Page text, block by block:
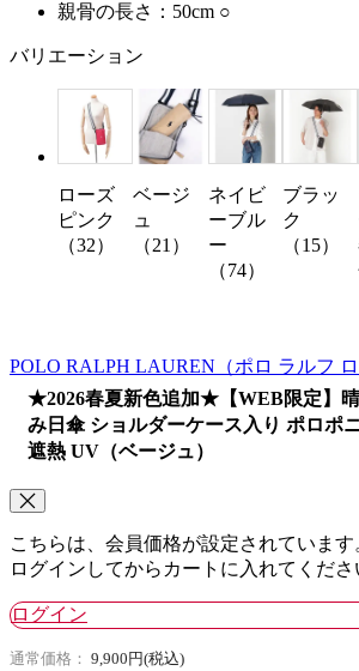
親骨の長さ：50cm ○
バリエーション
ローズ
ピンク
（32）
ベージ
ュ
（21）
ネイビ
ーブル
ー
（74）
ブラッ
ク
（15）
POLO RALPH LAUREN （ポロ ラルフ
★2026春夏新色追加★【WEB限定】
み日傘 ショルダーケース入り ポロポ
遮熱 UV（ベージュ）
こちらは、会員価格が設定されています
ログインしてからカートに入れてくださ
ログイン
通常価格： 9,900円(税込)